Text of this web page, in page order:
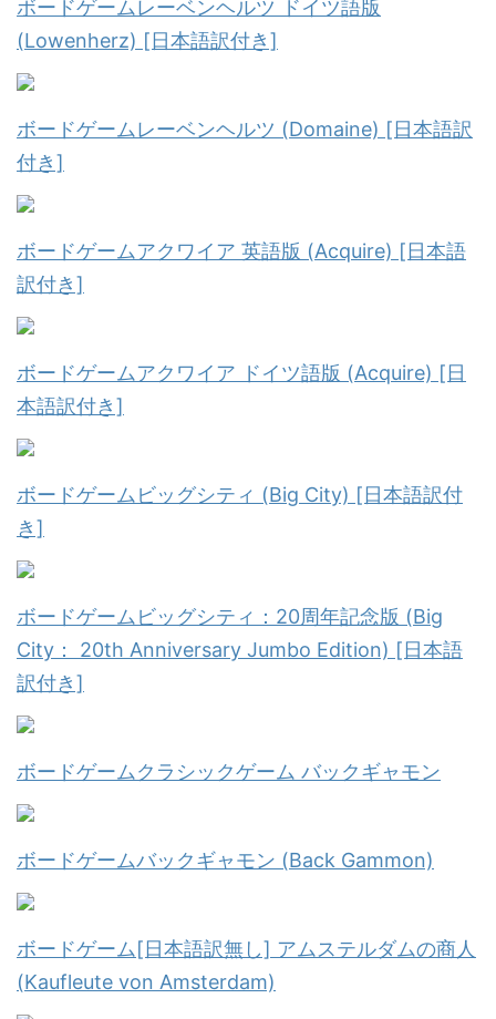
ボードゲームレーベンヘルツ ドイツ語版
(Lowenherz) [日本語訳付き]
ボードゲームレーベンヘルツ (Domaine) [日本語訳
付き]
ボードゲームアクワイア 英語版 (Acquire) [日本語
訳付き]
ボードゲームアクワイア ドイツ語版 (Acquire) [日
本語訳付き]
ボードゲームビッグシティ (Big City) [日本語訳付
き]
ボードゲームビッグシティ：20周年記念版 (Big
City： 20th Anniversary Jumbo Edition) [日本語
訳付き]
ボードゲームクラシックゲーム バックギャモン
ボードゲームバックギャモン (Back Gammon)
ボードゲーム[日本語訳無し] アムステルダムの商人
(Kaufleute von Amsterdam)